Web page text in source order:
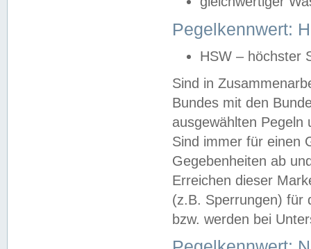
Pegelkennwert:
HSW – höchster
Sind in
Bundes mit den
ausgewählten
Sind immer für einen
Gegebenheiten ab
Erreichen dieser
(z.B. Sperrungen) für
bzw. werden bei